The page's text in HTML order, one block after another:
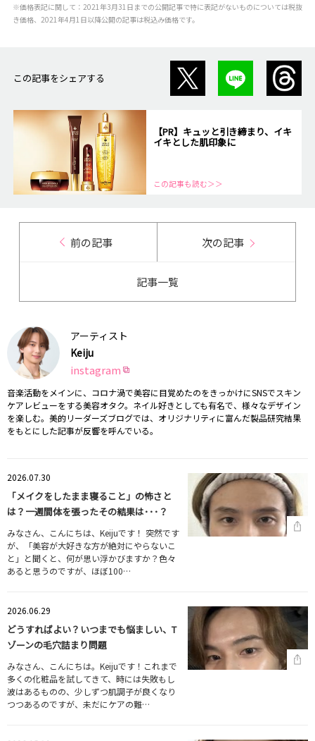
※価格表記に関して：2021年3月31日までの公開記事で特に表記がないものについては税抜
き価格、2021年4月1日以降公開の記事は税込み価格です。
この記事をシェアする
【PR】キュッと引き締まり、イキ
イキとした肌印象に
この記事も読む＞＞
前の記事 次の記事
記事一覧
アーティスト
Keiju
instagram
音楽活動をメインに、コロナ渦で美容に目覚めたのをきっかけにSNSでスキン
ケアレビューをする美容オタク。ネイル好きとしても有名で、様々なデザイン
を楽しむ。美的リーダーズブログでは、オリジナリティに富んだ製品研究結果
をもとにした記事が反響を呼んでいる。
2026.07.30
「メイクをしたまま寝ること」の怖さと
は？一週間体を張ったその結果は･･･？
みなさん、こんにちは、Keijuです！ 突然です
が、「美容が大好きな方が絶対にやらないこ
と」と聞くと、何が思い浮かびますか？色々
あると思うのですが、ほぼ100…
2026.06.29
どうすればよい？いつまでも悩ましい、T
ゾーンの毛穴詰まり問題
みなさん、こんにちは。Keijuです！これまで
多くの化粧品を試してきて、時には失敗もし
波はあるものの、少しずつ肌調子が良くなり
つつあるのですが、未だにケアの難…